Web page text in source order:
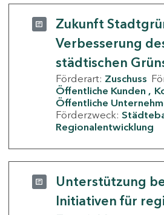
Zukunft
Verbesserung
städtischen
Förderart: Zuschuss
Öffentliche Kunden
Öffentliche
Förderzweck:
Regionalentwicklung
Unterstützung
Initiativen für